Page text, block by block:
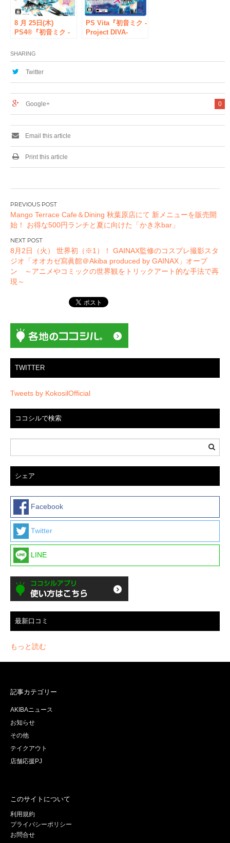
ダー】アクリルチャ
ームがセットに！
とシリーズ』アクリ
ルチャームがセット
に！
8 月 25日(木)
PS4®『初音ミク -
HD』クラブ セガ 秋
葉原 新館と日本橋
総合案内所にて「発
PS Vita『初音ミク -
Project DIVA-
「発売記念抽選会」
SHARING
Twitter
0
Google+
Email this article
Print this article
投
稿
ナ
ビ
ゲ
ー
シ
Mango Terrace Cafe＆Dining 秋葉原店にて 新メニューを販売開
始！ お得な500円ランチと夏に向けた「かき氷bar」
8月2日（火） 世界初（※1）！ GAINAX監修のコスプレ撮影スタ
ジオ「オオカゼ寫眞館＠Akiba produced by GAINAX」オープ
ン ～アニメやコミックの世界観をトリックアート的な手法で再
現～
TWITTER
Tweets by KokosilOfficial
ココシルで検索
シェア
Facebook
Twitter
LINE
最新口コミ
もっと読む
記事カテゴリー
AKIBAニュース
お知らせ
その他
テイクアウト
店舗応援PJ
このサイトについて
利用規約
プライバシーポリシー
お問合せ